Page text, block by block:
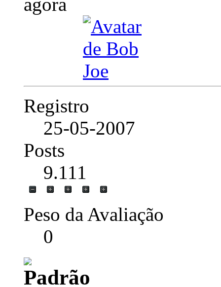
Registro
25-05-2007
Posts
9.111
Peso da Avaliação
0